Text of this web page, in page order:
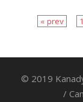
« prev 1
© 2019
/